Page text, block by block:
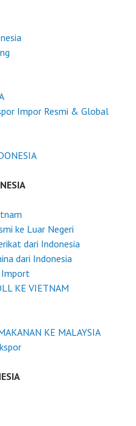
3
Impor Resmi & Global
ke Luar Negeri
dari Indonesia
dari Indonesia
Import
KE VIETNAM
KE MALAYSIA